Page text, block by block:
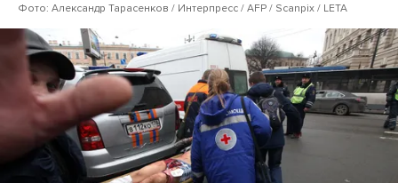
Фото: Александр Тарасенков / Интерпресс / AFP / Scanpix / LETA